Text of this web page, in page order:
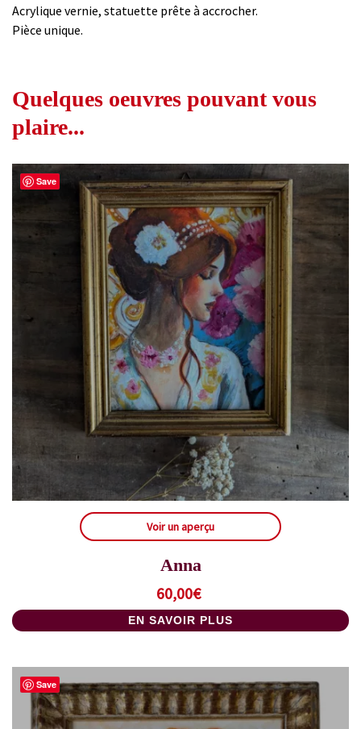
Acrylique vernie, statuette prête à accrocher.
Pièce unique.
Quelques oeuvres pouvant vous
plaire...
Save
Voir un aperçu
Anna
60,00€
EN SAVOIR PLUS
Save